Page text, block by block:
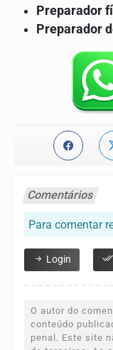
Preparador
Preparador
Comentários
Para comentar
Login
O autor do
conteúdo
penal. Este site